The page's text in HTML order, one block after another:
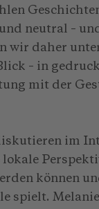
neutral –
wir daher
– in
mit der
im
können
spielt.